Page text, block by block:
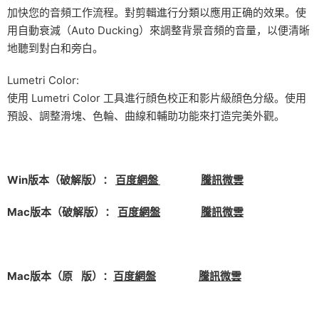
加快您的音頻工作流程。對剪輯進行分類以應用正确的效果。使
用自動衰減（Auto Ducking）來調整背景音頻的音量，以便清晰
地聽到對白和旁白。
Lumetri Color:
使用 Lumetri Color 工具進行顔色校正和影片級顔色分級。使用
預設、調整滑塊、色輪、曲線和輔助功能來打造完美外觀。
Win版本（破解版）： 百度網盤 騰訊微雲
Mac版本（破解版）： 百度網盤 騰訊微雲
Mac版本（原 版）： 百度網盤 騰訊微雲